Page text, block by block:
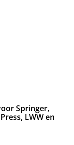
Springer,
LWW en